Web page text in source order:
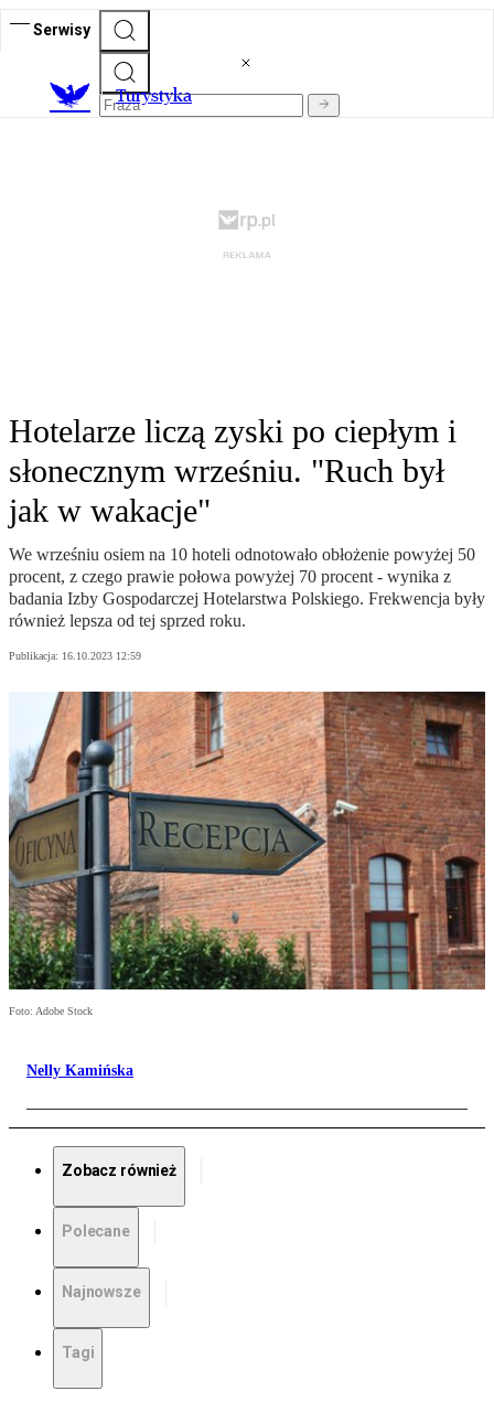
Serwisy
Turystyka
Hotelarze liczą zyski po ciepłym i
słonecznym wrześniu. "Ruch był
jak w wakacje"
We wrześniu osiem na 10 hoteli odnotowało obłożenie powyżej 50
procent, z czego prawie połowa powyżej 70 procent - wynika z
badania Izby Gospodarczej Hotelarstwa Polskiego. Frekwencja były
również lepsza od tej sprzed roku.
Publikacja: 16.10.2023 12:59
Foto: Adobe Stock
Nelly Kamińska
Zobacz również
Polecane
Najnowsze
Tagi